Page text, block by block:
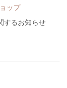
ップ
するお知らせ